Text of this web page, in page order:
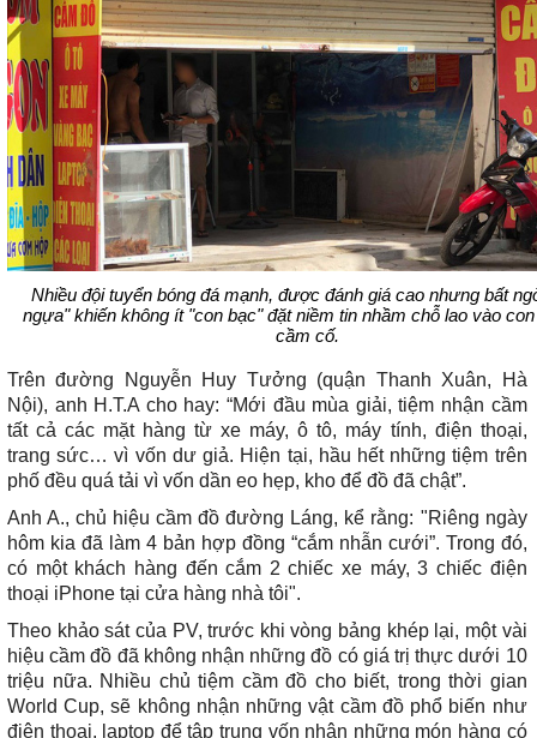
Nhiều đội tuyển bóng đá mạnh, được đánh giá cao nhưng bất
ngựa" khiến không ít "con bạc" đặt niềm tin nhầm chỗ lao vào
cầm cố.
Trên đường Nguyễn Huy Tưởng (quận Thanh Xuân, Hà
Nội), anh H.T.A cho hay: “Mới đầu mùa giải, tiệm nhận cầm
tất cả các mặt hàng từ xe máy, ô tô, máy tính, điện thoại,
trang sức… vì vốn dư giả. Hiện tại, hầu hết những tiệm trên
phố đều quá tải vì vốn dần eo hẹp, kho để đồ đã chật”.
Anh A., chủ hiệu cầm đồ đường Láng, kể rằng: "Riêng ngày
hôm kia đã làm 4 bản hợp đồng “cắm nhẫn cưới”. Trong đó,
có một khách hàng đến cắm 2 chiếc xe máy, 3 chiếc điện
thoại iPhone tại cửa hàng nhà tôi".
Theo khảo sát của PV, trước khi vòng bảng khép lại, một vài
hiệu cầm đồ đã không nhận những đồ có giá trị thực dưới 10
triệu nữa. Nhiều chủ tiệm cầm đồ cho biết, trong thời gian
World Cup, sẽ không nhận những vật cầm đồ phổ biến như
điện thoại, laptop để tập trung vốn nhận những món hàng có